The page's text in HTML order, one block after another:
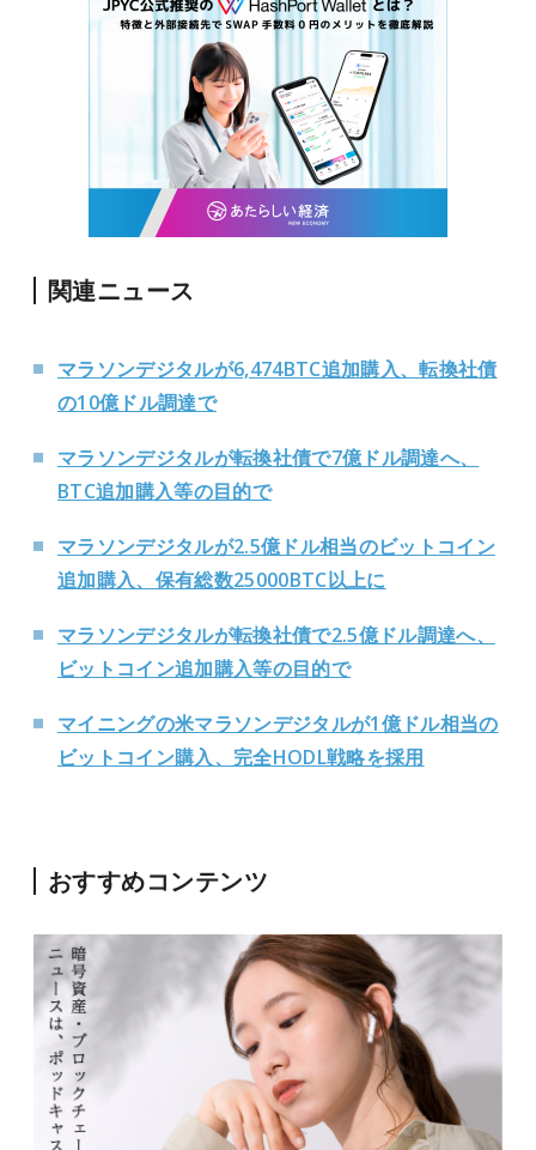
関連ニュース
マラソンデジタルが6,474BTC追加購入、転換社債
の10億ドル調達で
マラソンデジタルが転換社債で7億ドル調達へ、
BTC追加購入等の目的で
マラソンデジタルが2.5億ドル相当のビットコイン
追加購入、保有総数25000BTC以上に
マラソンデジタルが転換社債で2.5億ドル調達へ、
ビットコイン追加購入等の目的で
マイニングの米マラソンデジタルが1億ドル相当の
ビットコイン購入、完全HODL戦略を採用
おすすめコンテンツ